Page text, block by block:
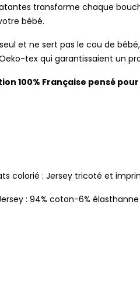
transforme chaque
bébé.
et ne sert pas le cou de
tex qui garantissaient un
100% Française pensé
colorié : Jersey tricoté et
: 94% coton-6% élasthanne